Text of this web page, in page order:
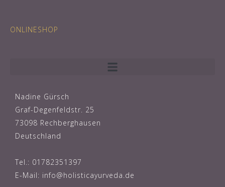
ONLINESHOP
Nadine Gürsch
Graf-Degenfeldstr. 25
73098 Rechberghausen
Deutschland
Tel.: 01782351397
E-Mail: info@holisticayurveda.de